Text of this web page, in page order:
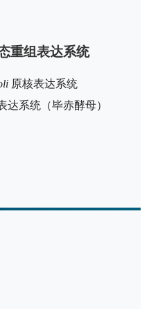
重组表达系统
原核表达系统
达系统（毕赤酵母）